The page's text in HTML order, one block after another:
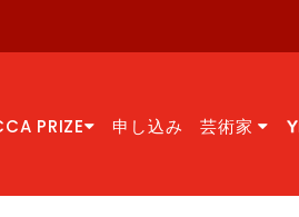
PRIZE 申し込み 芸術家